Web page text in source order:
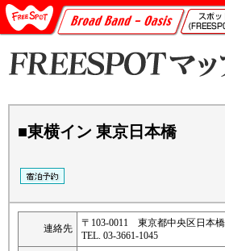
■東横イン 東京日本橋
連絡先
〒103-0011 東京都中央区日本
TEL. 03-3661-1045